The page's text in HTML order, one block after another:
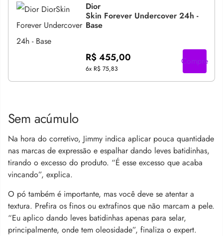
Dior
Skin Forever Undercover 24h -
Base
R$ 455,00
6x R$ 75,83
Compre
Sem acúmulo
Na hora do corretivo, Jimmy indica aplicar pouca quantidade
nas marcas de expressão e espalhar dando leves batidinhas,
tirando o excesso do produto. “É esse excesso que acaba
vincando”, explica.
O pó também é importante, mas você deve se atentar a
textura. Prefira os finos ou extrafinos que não marcam a pele.
“Eu aplico dando leves batidinhas apenas para selar,
principalmente, onde tem oleosidade”, finaliza o expert.